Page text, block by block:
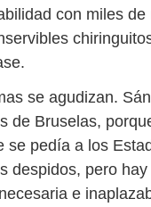
con miles
se agudizan.
de Bruselas,
se pedía a los
despidos, pero
e